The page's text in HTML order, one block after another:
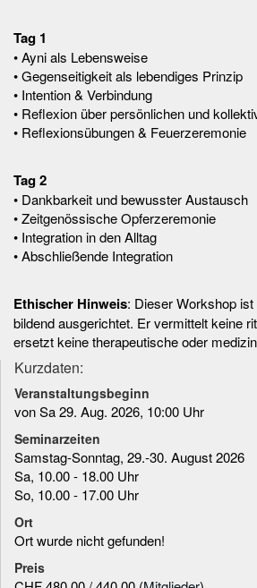
Tag 1
• Ayni als Lebensweise
• Gegenseitigkeit als lebendiges Prinzip
• Intention & Verbindung
• Reflexion über persönlichen und
• Reflexionsübungen & Feuerzeremonie
Tag 2
• Dankbarkeit und bewusster Austausch
• Zeitgenössische Opferzeremonie
• Integration in den Alltag
• Abschließende Integration
Ethischer Hinweis: Dieser Workshop
bildend ausgerichtet. Er vermittelt keine
ersetzt keine therapeutische oder
Kurzdaten:
Veranstaltungsbeginn
von Sa 29. Aug. 2026, 10:00 Uhr
Seminarzeiten
Samstag-Sonntag, 29.-30. August 2026
Sa, 10.00 - 18.00 Uhr
So, 10.00 - 17.00 Uhr
Ort
Ort wurde nicht gefunden!
Preis